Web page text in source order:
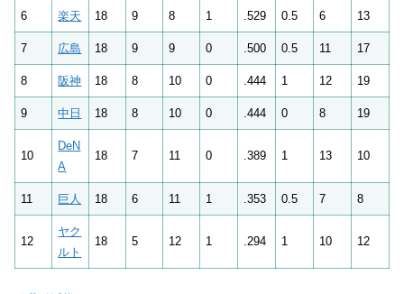
6 楽天 18 9 8 1 .529 0.5 6 13
7 広島 18 9 9 0 .500 0.5 11 17
8 阪神 18 8 10 0 .444 1 12 19
9 中日 18 8 10 0 .444 0 8 19
10
DeN
A
18 7 11 0 .389 1 13 10
11 巨人 18 6 11 1 .353 0.5 7 8
12
ヤク
ルト
18 5 12 1 .294 1 10 12